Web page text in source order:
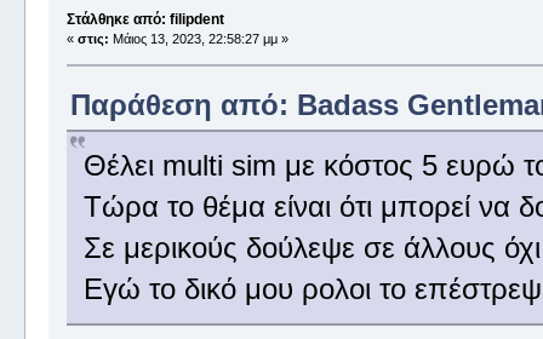
Στάλθηκε από: filipdent
« στις: Μάιος 13, 2023, 22:58:27 μμ »
Παράθεση από: Badass
Θέλει multi sim με κόστος 5 ευρώ
Τώρα το θέμα είναι ότι μπορεί να
Σε μερικούς δούλεψε σε άλλους όχι
Εγώ το δικό μου ρολοι το